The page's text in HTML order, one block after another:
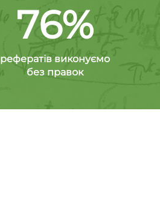
76%
рефератів виконуємо
без правок